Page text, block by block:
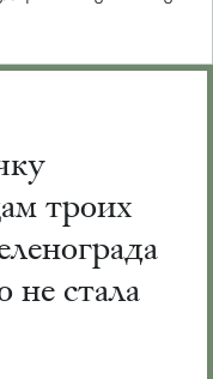
троих
стала